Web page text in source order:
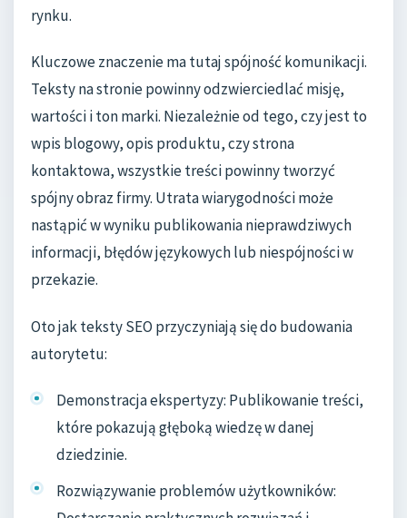
rynku.
Kluczowe znaczenie ma tutaj spójność komunikacji.
Teksty na stronie powinny odzwierciedlać misję,
wartości i ton marki. Niezależnie od tego, czy jest to
wpis blogowy, opis produktu, czy strona
kontaktowa, wszystkie treści powinny tworzyć
spójny obraz firmy. Utrata wiarygodności może
nastąpić w wyniku publikowania nieprawdziwych
informacji, błędów językowych lub niespójności w
przekazie.
Oto jak teksty SEO przyczyniają się do budowania
autorytetu:
Demonstracja ekspertyzy: Publikowanie treści,
które pokazują głęboką wiedzę w danej
dziedzinie.
Rozwiązywanie problemów użytkowników: